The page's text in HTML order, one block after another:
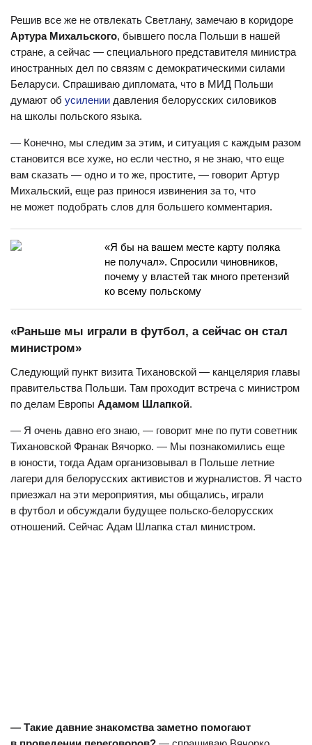
Решив все же не отвлекать Светлану, замечаю в коридоре
Артура Михальского, бывшего посла Польши в нашей
стране, а сейчас — специального представителя министра
иностранных дел по связям с демократическими силами
Беларуси. Спрашиваю дипломата, что в МИД Польши
думают об усилении давления белорусских силовиков
на школы польского языка.
— Конечно, мы следим за этим, и ситуация с каждым разом
становится все хуже, но если честно, я не знаю, что еще
вам сказать — одно и то же, простите, — говорит Артур
Михальский, еще раз принося извинения за то, что
не может подобрать слов для большего комментария.
«Я бы на вашем месте карту поляка
не получал». Спросили чиновников,
почему у властей так много претензий
ко всему польскому
«Раньше мы играли в футбол, а сейчас он стал
министром»
Следующий пункт визита Тихановской — канцелярия главы
правительства Польши. Там проходит встреча с министром
по делам Европы Адамом Шлапкой.
— Я очень давно его знаю, — говорит мне по пути советник
Тихановской Франак Вячорко. — Мы познакомились еще
в юности, тогда Адам организовывал в Польше летние
лагери для белорусских активистов и журналистов. Я часто
приезжал на эти мероприятия, мы общались, играли
в футбол и обсуждали будущее польско-белорусских
отношений. Сейчас Адам Шлапка стал министром.
— Такие давние знакомства заметно помогают